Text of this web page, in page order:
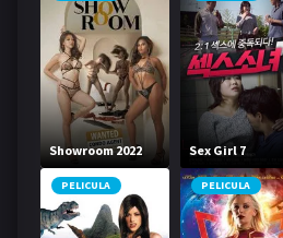
Showroom 2022 Sex Girl 7
PELICULA PELICULA